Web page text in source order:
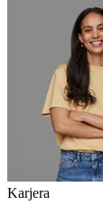
Karjera